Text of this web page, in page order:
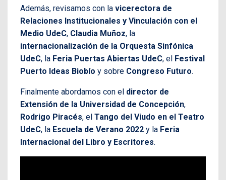
Además, revisamos con la vicerectora de
Relaciones Institucionales y Vinculación con el
Medio UdeC, Claudia Muñoz, la
internacionalización de la Orquesta Sinfónica
UdeC, la Feria Puertas Abiertas UdeC, el Festival
Puerto Ideas Biobío y sobre Congreso Futuro.
Finalmente abordamos con el director de
Extensión de la Universidad de Concepción,
Rodrigo Piracés, el Tango del Viudo en el Teatro
UdeC, la Escuela de Verano 2022 y la Feria
Internacional del Libro y Escritores.